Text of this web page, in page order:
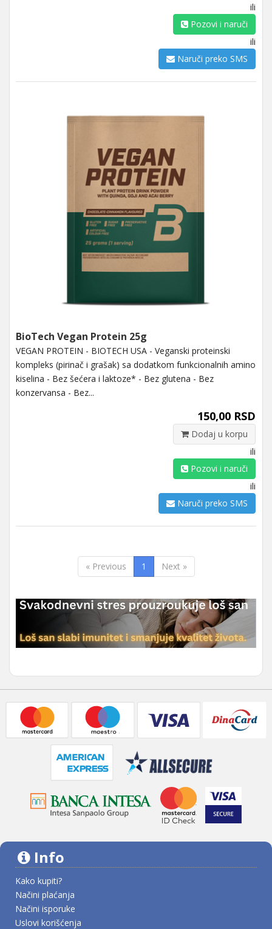
ili
Pozovi i naruči
ili
Naruči preko SMS
BioTech Vegan Protein 25g
VEGAN PROTEIN - BIOTECH USA - Veganski proteinski
kompleks (pirinač i grašak) sa dodatkom funkcionalnih amino
kiselina - Bez šećera i laktoze* - Bez glutena - Bez
konzervansa - Bez...
150,00 RSD
Dodaj u korpu
ili
Pozovi i naruči
ili
Naruči preko SMS
« Previous 1 Next »
Info
Kako kupiti?
Načini plaćanja
Načini isporuke
Uslovi korišćenja